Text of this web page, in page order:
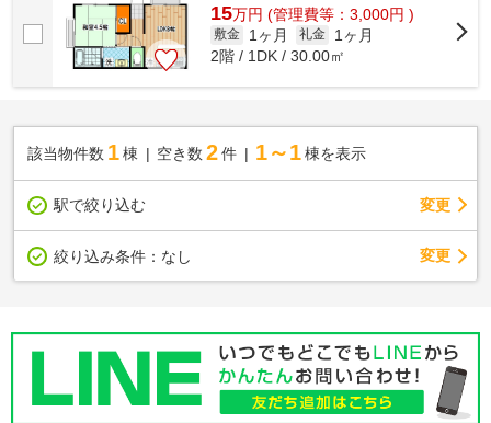
15万円 (管理費等：3,000円 )
敷金 1ヶ月 礼金
1ヶ月
2階 / 1DK / 30.00㎡
該当物件数 1棟 空き数 2 件 1～1 棟を表示
駅で絞り込む 変更
絞り込み条件： なし 変更